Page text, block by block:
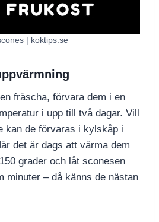
| koktips.se
fräscha, förvara dem i en
i upp till två dagar. Vill
kan de förvaras i kylskåp i
det är dags att värma dem
grader och låt sconesen
minuter – då känns de nästan